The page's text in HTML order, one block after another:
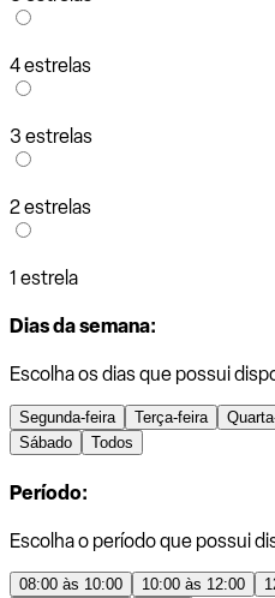
4 estrelas
3 estrelas
2 estrelas
1 estrela
Dias da semana:
Escolha os dias que possui
Segunda-feira Terça-feira
Sábado
Todos
Período:
Escolha o período que possui
08:00 às 10:00 10:00 às 12:00